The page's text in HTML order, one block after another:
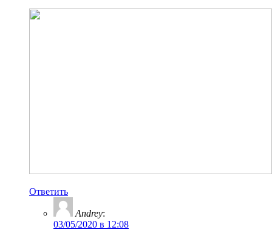
Ответить
Andrey:
03/05/2020 в 12:08